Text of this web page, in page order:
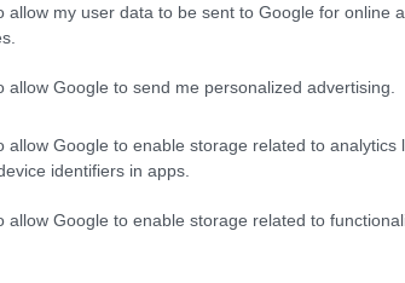
allow my user data to be sent to Google for online
allow Google to send me personalized advertising.
allow Google to enable storage related to analytics
identifiers in apps.
allow Google to enable storage related to
maggiori
una